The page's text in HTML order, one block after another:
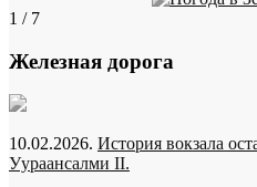
1 / 7
Железная дорога
10.02.2026. История вокзала
Уураансалми II.